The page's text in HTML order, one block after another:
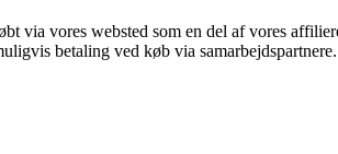
via vores websted som en del af vores
betaling ved køb via